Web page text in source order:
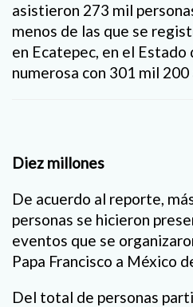
asistieron 273 mil
menos de las que se
en Ecatepec, en el Estado
numerosa con 301 mil
Diez millones
De acuerdo al reporte,
personas se hicieron
eventos que se
Papa Francisco a México
Del total de personas